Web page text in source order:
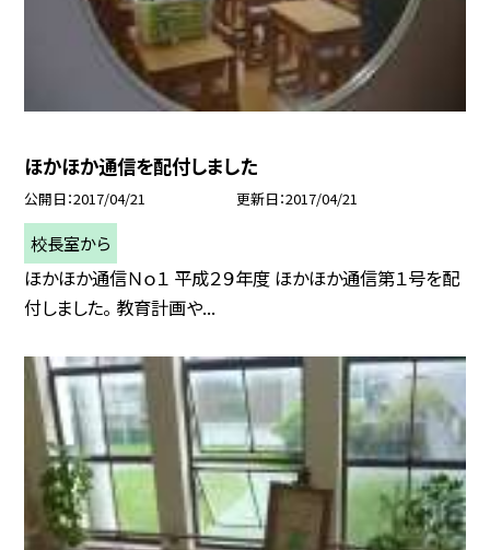
ほかほか通信を配付しました
公開日 2017/04/21 更新日 2017/04/21
校長室から
ほかほか通信Ｎｏ１ 平成２９年度 ほかほか通信第１号を配
付しました。 教育計画や...